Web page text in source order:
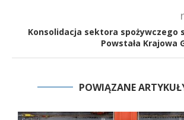
Konsolidacja sektora spożywczego
Powstała Krajowa
POWIĄZANE